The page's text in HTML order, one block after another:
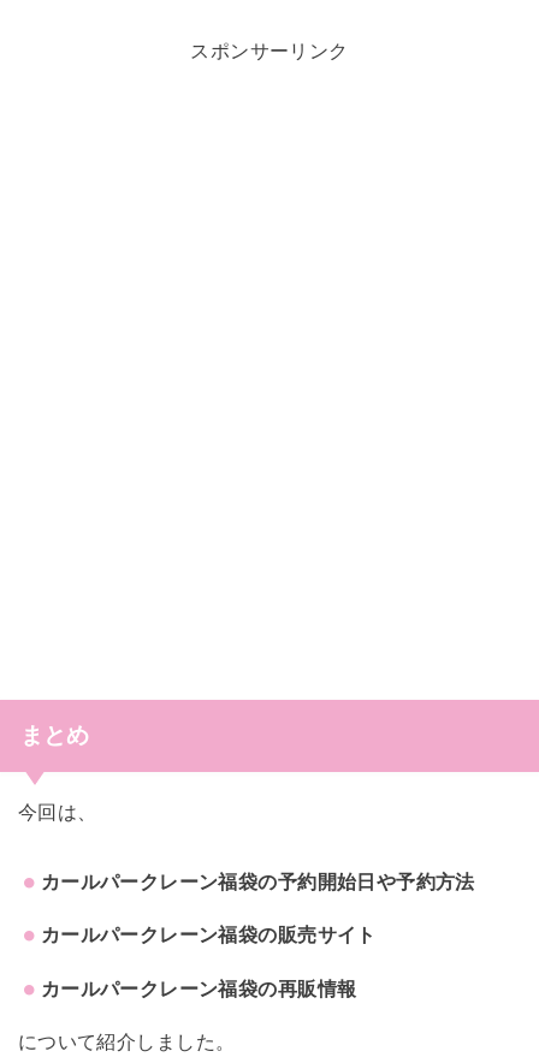
スポンサーリンク
まとめ
今回は、
カールパークレーン福袋の予約開始日や予約方法
カールパークレーン福袋の販売サイト
カールパークレーン福袋の再販情報
について紹介しました。